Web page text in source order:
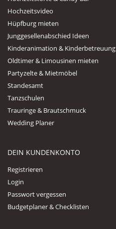
Hochzeitsvideo
Hüpfburg mieten
Junggesellenabschied Ideen
Kinderanimation & Kinderbetreuung
Oldtimer & Limousinen mieten
Partyzelte & Mietmöbel
Standesamt
Tanzschulen
Trauringe & Brautschmuck
Wedding Planer
DEIN KUNDENKONTO
Registrieren
Login
Passwort vergessen
Budgetplaner & Checklisten